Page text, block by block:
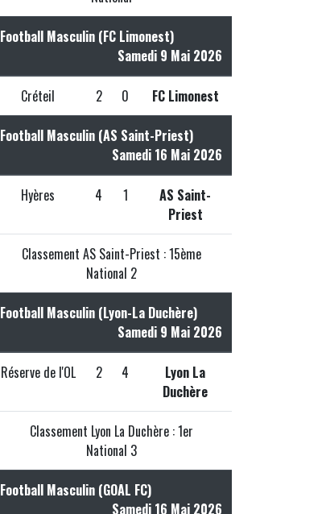
Football Masculin (FC Limonest)
Samedi 9 Mai 2026
Créteil 2 0 FC Limonest
Football Masculin (AS Saint-Priest)
Samedi 16 Mai 2026
Hyères 4 1
AS Saint-
Priest
Classement AS Saint-Priest : 15ème
National 2
Football Masculin (Lyon-La Duchère)
Samedi 9 Mai 2026
Réserve de l'OL 2 4
Lyon La
Duchère
Classement Lyon La Duchère : 1er
National 3
Football Masculin (GOAL FC)
Samedi 16 Mai 2026